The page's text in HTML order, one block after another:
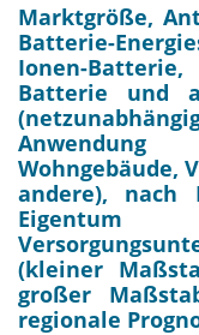
Marktgröße,
Batterie-
Ionen-
Batterie und
Anwendung
Wohngebäude,
andere), nach
(kleiner
großer
regionale